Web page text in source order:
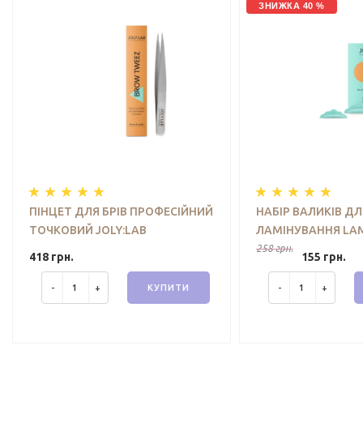
ПІНЦЕТ ДЛЯ БРІВ ПРОФЕСІЙНИЙ
ТОЧКОВИЙ JOLY:LAB
418 грн.
- + КУПИТИ
ЗНИЖКА 40 %
НАБІР ВАЛИКІВ
ЛАМІНУВАННЯ
JOLY:LAB (S, M,
258 грн.
155 грн.
- +